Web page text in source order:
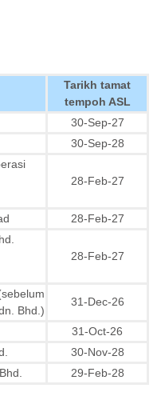
Tarikh tamat
tempoh ASL
30-Sep-27
30-Sep-28
28-Feb-27
28-Feb-27
28-Feb-27
Bhd.)
31-Dec-26
31-Oct-26
30-Nov-28
29-Feb-28